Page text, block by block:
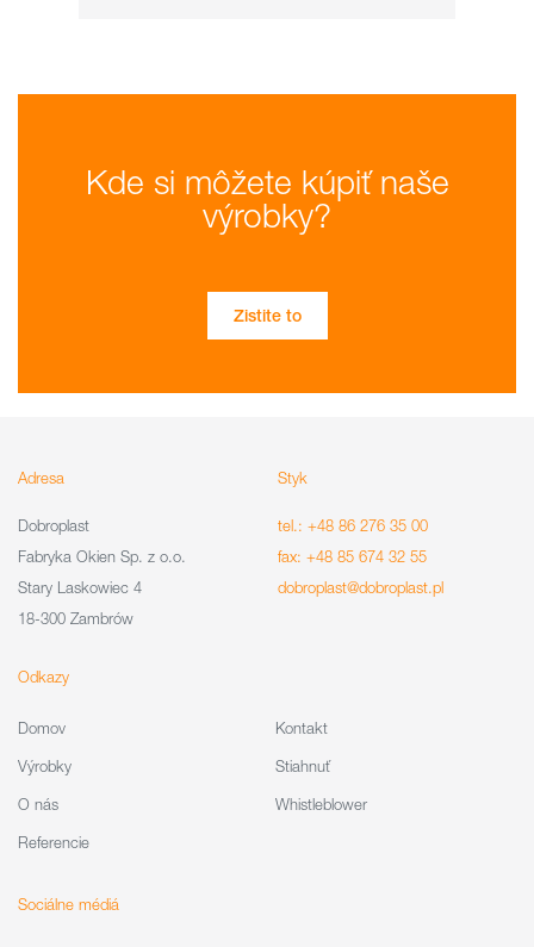
Kde si môžete kúpiť naše
výrobky?
Zistite to
Adresa
Dobroplast
Fabryka Okien Sp. z o.o.
Stary Laskowiec 4
18-300 Zambrów
Styk
tel.: +48 86 276 35 00
fax: +48 85 674 32 55
dobroplast@dobroplast.pl
Odkazy
Domov
Výrobky
O nás
Referencie
Kontakt
Stiahnuť
Whistleblower
Sociálne médiá